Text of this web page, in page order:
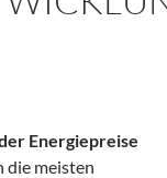
Energiepreise
die meisten